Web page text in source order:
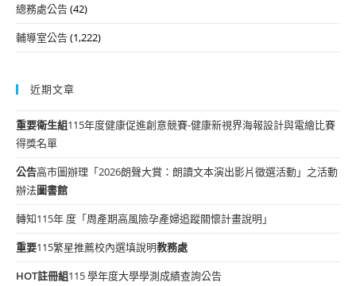
總務處公告(42)
輔導室公告(1,222)
近期文章
重要衛生組115年度健康促進創意競賽-健康新視界海報設計與電繪比賽
得獎名單
公告高市圖辦理「2026朗聲大賞：朗讀文本演出影片徵選活動」之活動
辦法圖書館
轉知115年 度「周產期高風險孕產婦追蹤關懷計畫說明」
重要115繁星推薦校內選填說明教務處
HOT註冊組115 學年度大學學測成績查詢公告